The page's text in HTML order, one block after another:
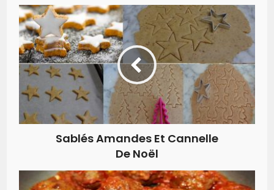
Sablés Amandes Et Cannelle
De Noël